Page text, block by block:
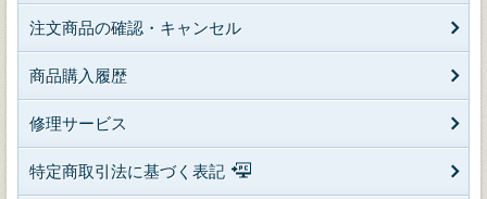
注文商品の確認・キャンセル
商品購入履歴
修理サービス
特定商取引法に基づく表記